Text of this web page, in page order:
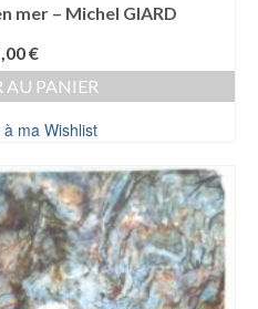
mer – Michel GIARD
€
AU PANIER
ma Wishlist